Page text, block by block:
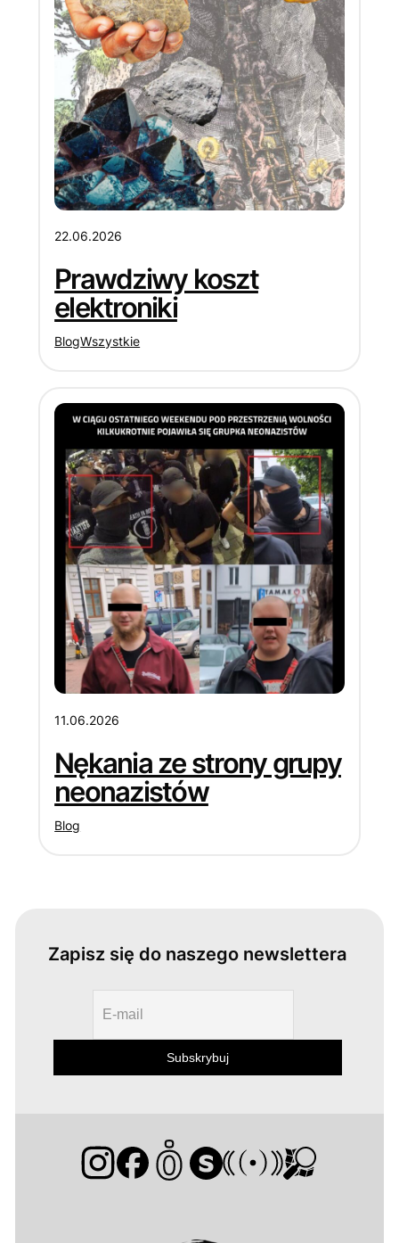
22.06.2026
Prawdziwy koszt
elektroniki
BlogWszystkie
11.06.2026
Nękania ze strony grupy
neonazistów
Blog
Zapisz się do naszego newslettera